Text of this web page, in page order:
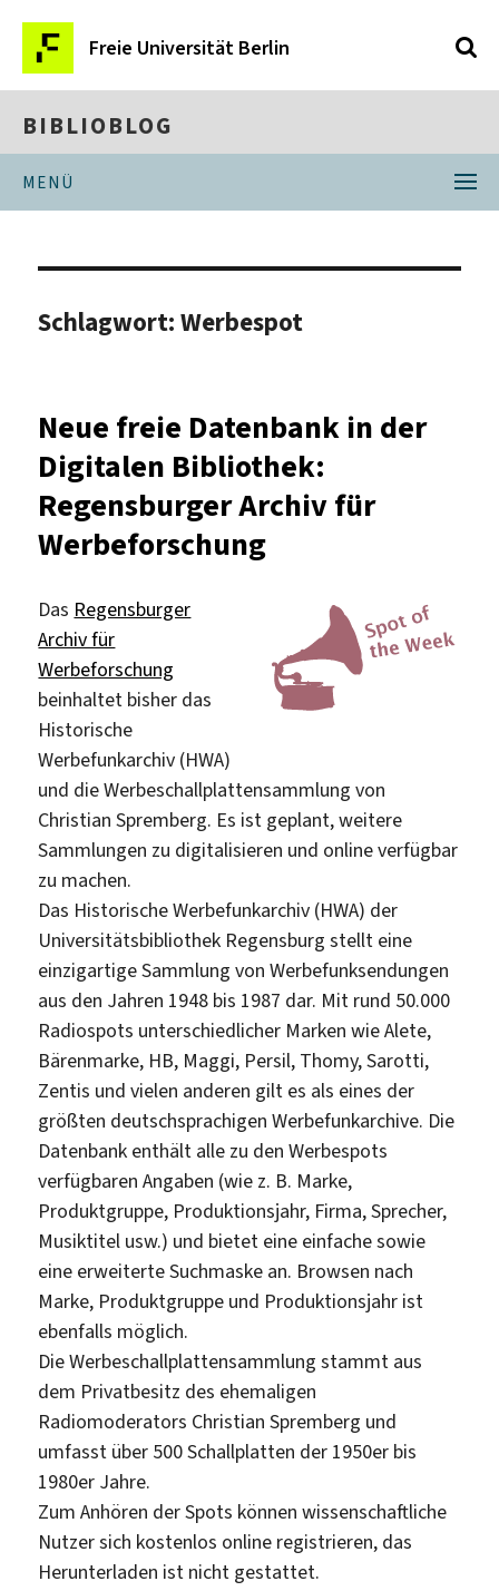
Freie Universität Berlin
BIBLIOBLOG
MENÜ
Schlagwort:Werbespot
Neue freie Datenbank in der
Digitalen Bibliothek:
Regensburger Archiv für
Werbeforschung
Das Regensburger
Archiv für
Werbeforschung
beinhaltet bisher das
Historische
Werbefunkarchiv (HWA)
und die Werbeschallplattensammlung von
Christian Spremberg. Es ist geplant, weitere
Sammlungen zu digitalisieren und online verfügbar
zu machen.
Das Historische Werbefunkarchiv (HWA) der
Universitätsbibliothek Regensburg stellt eine
einzigartige Sammlung von Werbefunksendungen
aus den Jahren 1948 bis 1987 dar. Mit rund 50.000
Radiospots unterschiedlicher Marken wie Alete,
Bärenmarke, HB, Maggi, Persil, Thomy, Sarotti,
Zentis und vielen anderen gilt es als eines der
größten deutschsprachigen Werbefunkarchive. Die
Datenbank enthält alle zu den Werbespots
verfügbaren Angaben (wie z. B. Marke,
Produktgruppe, Produktionsjahr, Firma, Sprecher,
Musiktitel usw.) und bietet eine einfache sowie
eine erweiterte Suchmaske an. Browsen nach
Marke, Produktgruppe und Produktionsjahr ist
ebenfalls möglich.
Die Werbeschallplattensammlung stammt aus
dem Privatbesitz des ehemaligen
Radiomoderators Christian Spremberg und
umfasst über 500 Schallplatten der 1950er bis
1980er Jahre.
Zum Anhören der Spots können wissenschaftliche
Nutzer sich kostenlos online registrieren, das
Herunterladen ist nicht gestattet.